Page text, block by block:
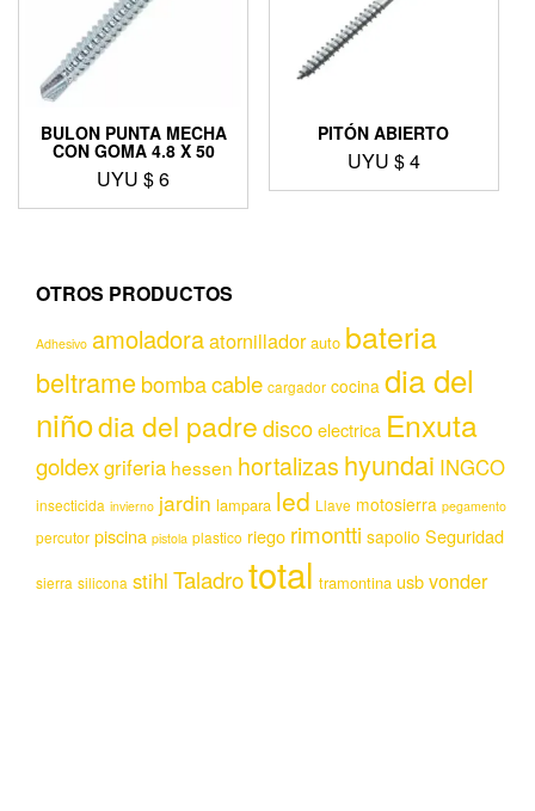
BULON PUNTA MECHA
CON GOMA 4.8 X 50
UYU $6
PITÓN ABIERTO
UYU $4
OTROS PRODUCTOS
Adhesivo amoladoraatornillador auto bateria
beltramebombacable cargador cocina dia del
niñodia del padrediscoelectrica Enxuta
goldexgriferia hessen hortalizas hyundai INGCO
insecticida invierno jardin lampara led Llave motosierra pegamento
percutor piscina pistola plastico riego rimontti sapolio Seguridad
sierra silicona stihl Taladrototal tramontina usbvonder